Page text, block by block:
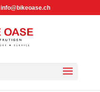
info@bikeoase.ch